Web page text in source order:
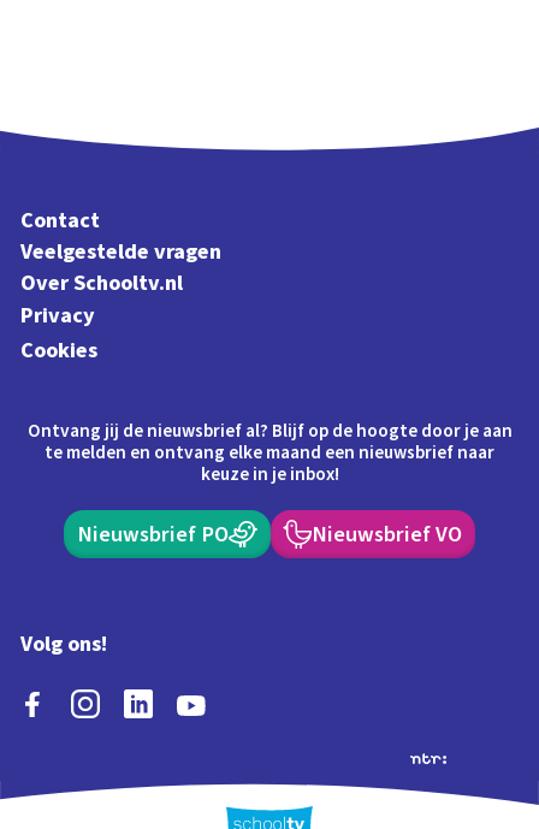
Contact
Veelgestelde vragen
Over Schooltv.nl
Privacy
Cookies
Ontvang jij de nieuwsbrief al? Blijf op de hoogte door je aan
te melden en ontvang elke maand een nieuwsbrief naar
keuze in je inbox!
Nieuwsbrief PO Nieuwsbrief VO
Volg ons!